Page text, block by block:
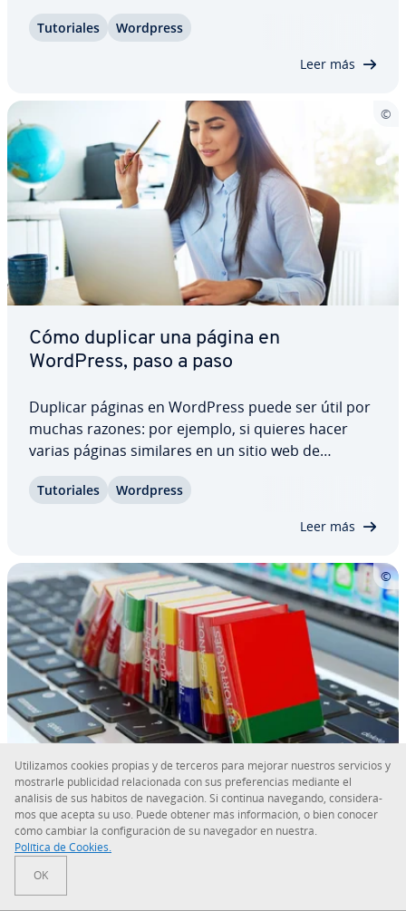
realizar cambios en la página web, es im­po­r­ta­n­te
Tu­to­ria­les Wordpress
Leer más
Cómo duplicar una página en
WordPress, paso a paso
Duplicar páginas en WordPress puede ser útil por
muchas razones: por ejemplo, si quieres hacer
varias páginas similares en un sitio web de
puedes copiar las páginas exi­s­te­n­tes y aplicar los
Tu­to­ria­les Wordpress
Leer más
WordPress mu­l­ti­li­n­gual: crear un sitio
web mu­l­ti­li­n­güe
El aumento del tráfico, la mayor vi­si­bi­li­dad en los
motores de búsqueda o la mejora de la imagen co­
Uti­li­za­mos cookies propias y de terceros para mejorar nuestros servicios y
mostrarle pu­bli­ci­dad re­la­cio­na­da con sus pre­fe­re­n­cias mediante el
análisis de sus hábitos de na­ve­ga­ción. Si continua navegando, co­n­si­de­ra­
mos que acepta su uso. Puede obtener más in­fo­r­ma­ción, o bien conocer
cómo cambiar la co­n­fi­gu­ra­ción de su navegador en nuestra.
Política de Cookies.
OK